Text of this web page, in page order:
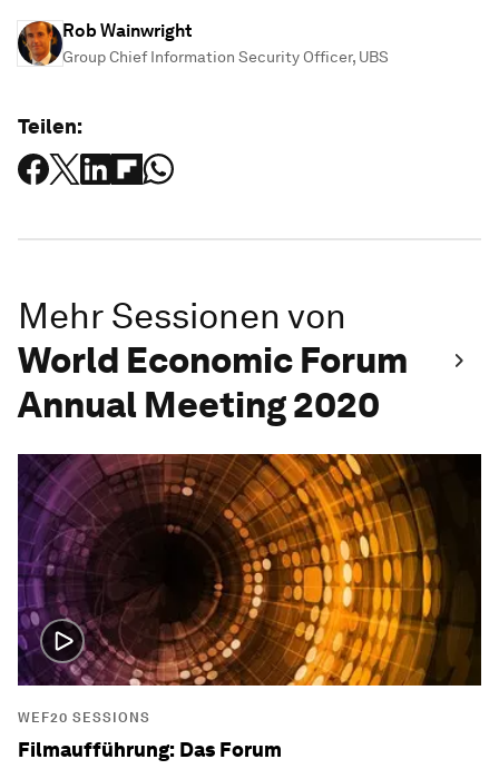
Rob Wainwright
Group Chief Information Security Officer, UBS
Teilen:
Mehr Sessionen von
World Economic Forum
Annual Meeting 2020
WEF20 SESSIONS
Filmaufführung: Das Forum